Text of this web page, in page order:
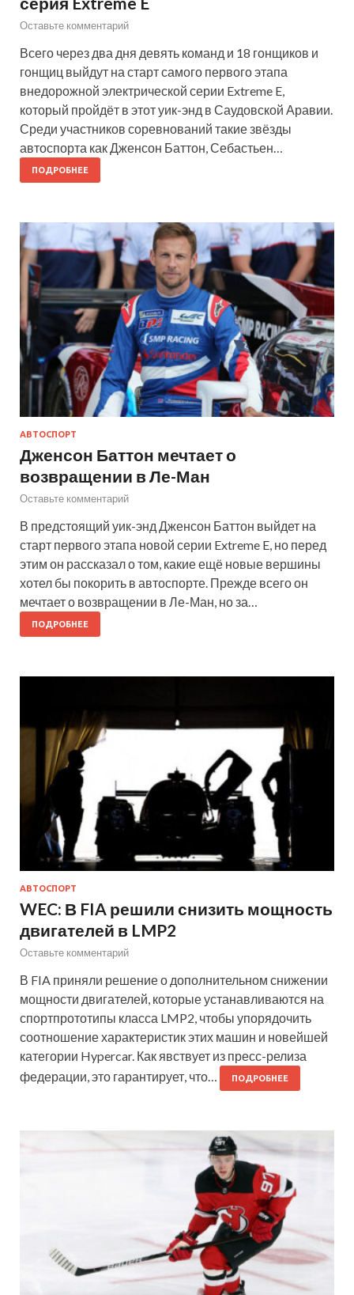
Оставьте комментарий
Всего через два дня девять команд и 18 гонщиков и
гонщиц выйдут на старт самого первого этапа
внедорожной электрической серии Extreme E,
который пройдёт в этот уик-энд в Саудовской Аравии.
Среди участников соревнований такие звёзды
автоспорта как Дженсон Баттон, Себастьен…
ПОДРОБНЕЕ
АВТОСПОРТ
Дженсон Баттон мечтает о
возвращении в Ле-Ман
Оставьте комментарий
В предстоящий уик-энд Дженсон Баттон выйдет на
старт первого этапа новой серии Extreme E, но перед
этим он рассказал о том, какие ещё новые вершины
хотел бы покорить в автоспорте. Прежде всего он
мечтает о возвращении в Ле-Ман, но за…
ПОДРОБНЕЕ
АВТОСПОРТ
WEC: В FIA решили снизить мощность
двигателей в LMP2
Оставьте комментарий
В FIA приняли решение о дополнительном снижении
мощности двигателей, которые устанавливаются на
спортпрототипы класса LMP2, чтобы упорядочить
соотношение характеристик этих машин и новейшей
категории Hypercar. Как явствует из пресс-релиза
федерации, это гарантирует, что…
ПОДРОБНЕЕ